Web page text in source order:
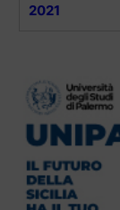
2021